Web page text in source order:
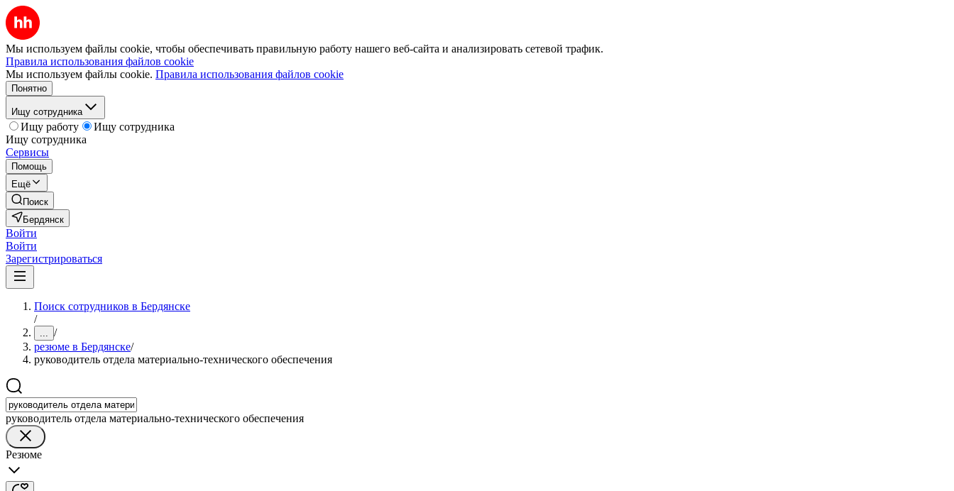
Мы используем файлы cookie, чтобы обеспечивать правильную работу нашего веб-сайта и анализировать сетевой трафик.
Правила использования файлов cookie
Мы используем файлы cookie. Правила использования файлов cookie
Понятно
Ищу сотрудника
Ищу работу
Ищу сотрудника
Ищу сотрудника
Сервисы
Помощь
Ещё
Поиск
Бердянск
Войти
Войти
Зарегистрироваться
Поиск сотрудников в Бердянске
/
... /
резюме в Бердянске/
руководитель отдела материально-технического обеспечения
руководитель отдела материально-технического обеспечения
Резюме